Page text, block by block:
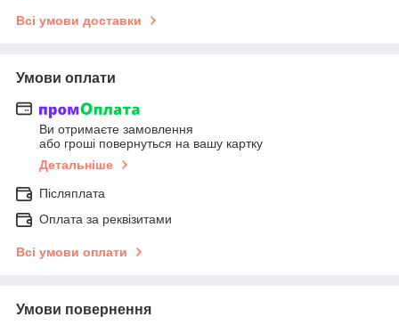
Всі умови доставки
Умови оплати
Ви отримаєте замовлення
або гроші повернуться на вашу картку
Детальніше
Післяплата
Оплата за реквізитами
Всі умови оплати
Умови повернення